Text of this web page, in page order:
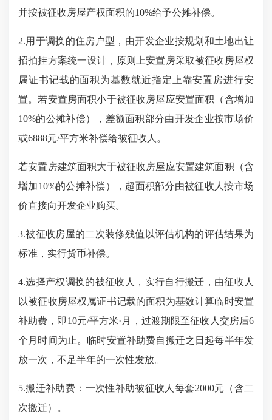
并按被征收房屋产权面积的10%给予公摊补偿。
2.用于调换的住房户型，由开发企业按规划和土地出让
招拍挂方案统一设计，原则上安置房采取被征收房屋权
属证书记载的面积为基数就近指定上靠安置房进行安
置。若安置房面积小于被征收房屋应安置面积（含增加
10%的公摊补偿），差额面积部分由开发企业按市场价
或6888元/平方米补偿给被征收人。
若安置房建筑面积大于被征收房屋应安置建筑面积（含
增加10%的公摊补偿），超面积部分由被征收人按市场
价直接向开发企业购买。
3.被征收房屋的二次装修残值以评估机构的评估结果为
标准，实行货币补偿。
4.选择产权调换的被征收人，实行自行搬迁，由征收人
以被征收房屋权属证书记载的面积为基数计算临时安置
补助费，即 10元/平方米·月，过渡期限至征收人交房后6
个月时间为止。临时安置补助费自搬迁之日起每半年发
放一次，不足半年的一次性发放。
5.搬迁补助费： 一次性补助被征收人每套2000元（含二
次搬迁）
。